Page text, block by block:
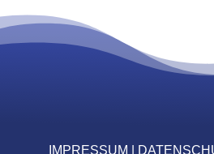
IMPRESSUM |